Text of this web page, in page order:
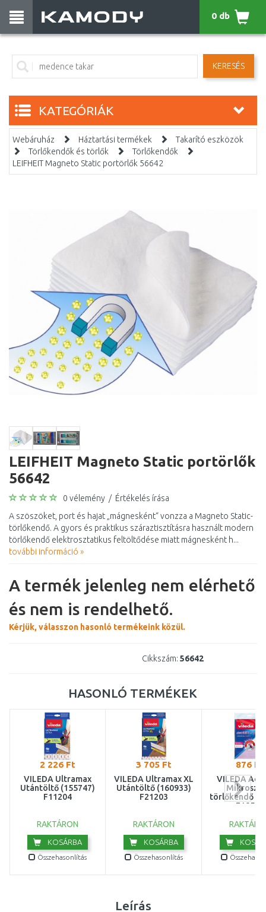
KERESÉS
0 db
KATEGÓRIÁK
Webáruház Háztartási termékek
Takarító eszközök
Törlőkendők és törlők
Törlőkendők
LEIFHEIT Magneto Static portörlők 56642
LEIFHEIT Magneto Static portörlők
56642
0 vélemény / Értékelés írása
A szöszöket, port és hajat „mágnesként“ vonzza a Magneto Static-
törlőkendő. A gyors és praktikus száraztisztításra használt modern
törlőkendő elektrosztatikus feltöltődése miatt mágnesként h...
további információ »
A termék jelenleg nem elérhető
és nem is rendelhető.
Kérjük, válasszon hasonló termékeink közül.
Cikkszám: 56642
HASONLÓ TERMÉKEK
2 226 Ft
VILEDA Ultramax
Utántöltő (155747)
F11204
RAKTÁRON
KOSÁRBA
Összehasonlítás
3 705 Ft
VILEDA Ultramax XL
Utántöltő (160933)
F21203
RAKTÁRON
KOSÁRBA
Összehasonlítás
876 Ft
VILEDA
törlőkendő
F18572
Leírás